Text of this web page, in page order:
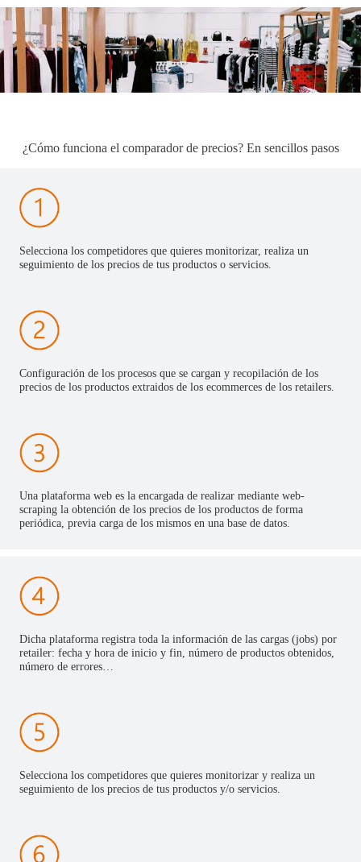
¿Cómo funciona el comparador de precios? En sencillos pasos
Selecciona los competidores que quieres monitorizar, realiza un
seguimiento de los precios de tus productos o servicios.
Configuración de los procesos que se cargan y recopilación de los
precios de los productos extraidos de los ecommerces de los retailers.
Una plataforma web es la encargada de realizar mediante web-
scraping la obtención de los precios de los productos de forma
periódica, previa carga de los mismos en una base de datos.
Dicha plataforma registra toda la información de las cargas (jobs) por
retailer: fecha y hora de inicio y fin, número de productos obtenidos,
número de errores…
Selecciona los competidores que quieres monitorizar y realiza un
seguimiento de los precios de tus productos y/o servicios.